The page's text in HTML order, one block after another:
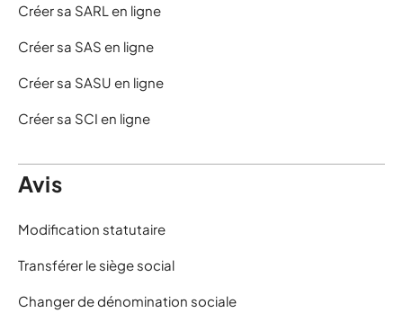
Créer sa SARL en ligne
Créer sa SAS en ligne
Créer sa SASU en ligne
Créer sa SCI en ligne
Avis
Modification statutaire
Transférer le siège social
Changer de dénomination sociale